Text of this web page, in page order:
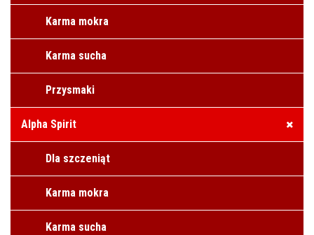
Karma mokra
Karma sucha
Przysmaki
Alpha Spirit
Dla szczeniąt
Karma mokra
Karma sucha